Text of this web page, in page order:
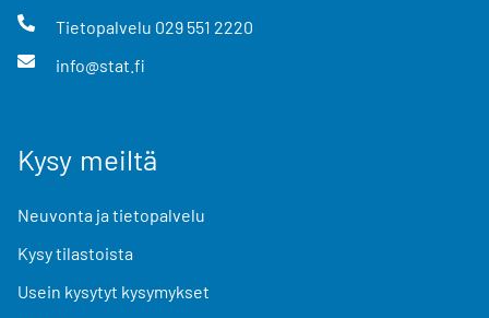
Tietopalvelu 029 551 2220
info@stat.fi
Kysy meiltä
Neuvonta ja tietopalvelu
Kysy tilastoista
Usein kysytyt kysymykset